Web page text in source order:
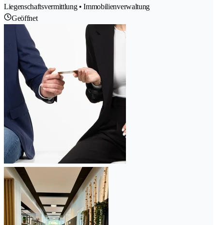
Liegenschaftsvermittlung • Immobilienverwaltung
Geöffnet